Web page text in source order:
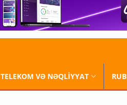
TELEKOM VƏ NƏQLİYYAT